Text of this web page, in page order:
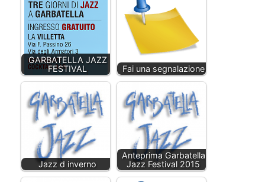
GARBATELLA JAZZ
FESTIVAL
Fai una segnalazione
Jazz d inverno
Anteprima Garbatella
Jazz Festival 2015